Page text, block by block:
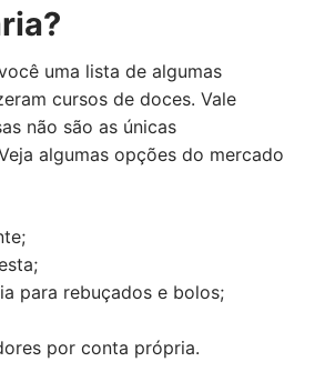
uma lista de algumas
cursos de doces. Vale
não são as únicas
algumas opções do mercado
para rebuçados e bolos;
por conta própria.